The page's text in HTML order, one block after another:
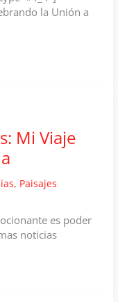
la Unión a
Mi Viaje
, Paisajes
es poder
noticias